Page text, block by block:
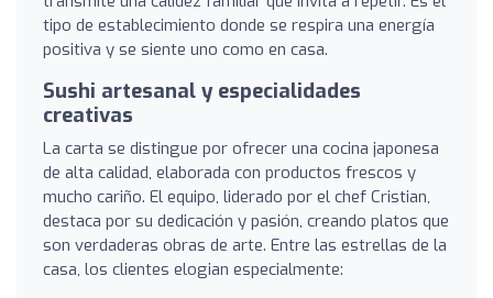
tipo de establecimiento donde se respira una energía
positiva y se siente uno como en casa.
Sushi artesanal y especialidades
creativas
La carta se distingue por ofrecer una cocina japonesa
de alta calidad, elaborada con productos frescos y
mucho cariño. El equipo, liderado por el chef Cristian,
destaca por su dedicación y pasión, creando platos que
son verdaderas obras de arte. Entre las estrellas de la
casa, los clientes elogian especialmente: